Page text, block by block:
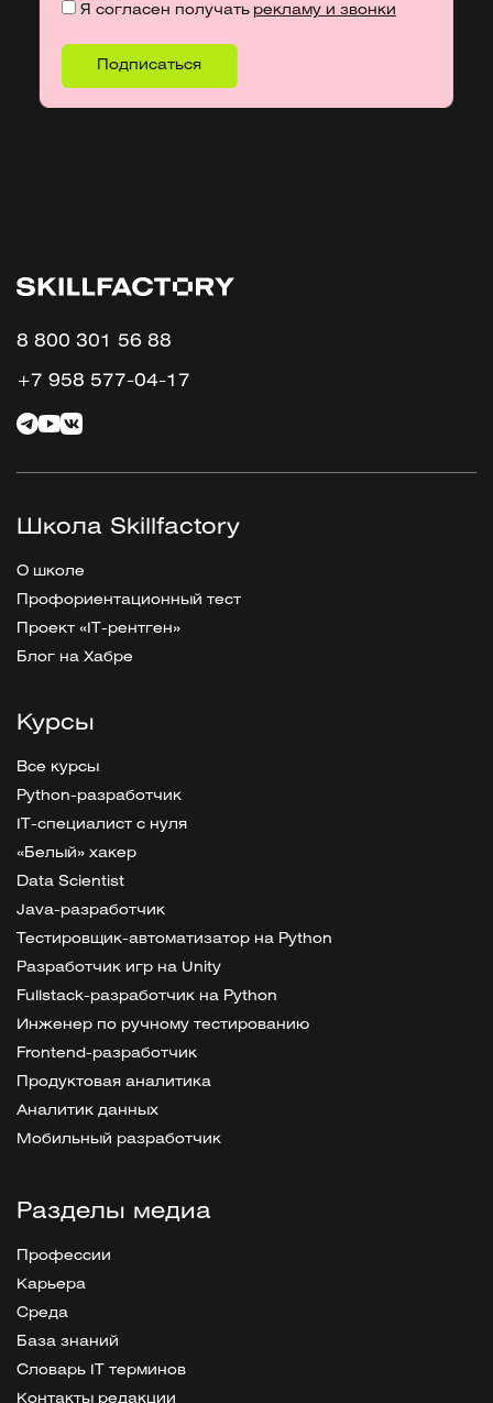
Я согласен получать рекламу и звонки
8 800 301 56 88
+7 958 577-04-17
Школа Skillfactory
О школе
Профориентационный тест
Проект «IT-рентген»
Блог на Хабре
Курсы
Все курсы
Python-разработчик
IT-специалист с нуля
«Белый» хакер
Data Scientist
Java-разработчик
Тестировщик-автоматизатор на Python
Разработчик игр на Unity
Fullstack-разработчик на Python
Инженер по ручному тестированию
Frontend-разработчик
Продуктовая аналитика
Аналитик данных
Мобильный разработчик
Разделы медиа
Профессии
Карьера
Среда
База знаний
Словарь IT терминов
Контакты редакции